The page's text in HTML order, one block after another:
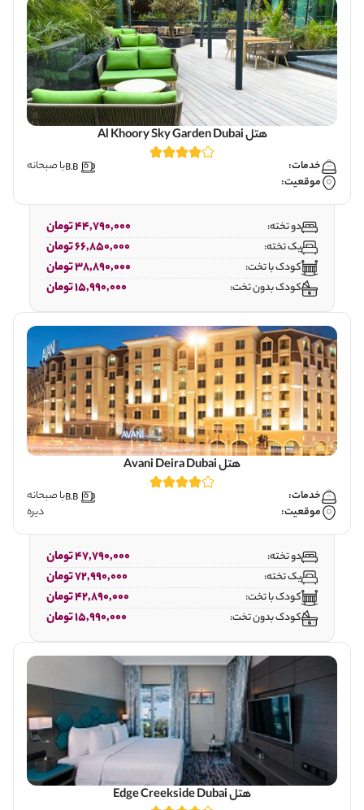
هتل Al Khoory Sky Garden Dubai
خدمات:
با صبحانه
موقعیت:
دو تخته: 44,790,000 تومان
یک تخته: 66,850,000 تومان
کودک با تخت: 38,890,000 تومان
کودک بدون تخت: 15,990,000 تومان
هتل Avani Deira Dubai
خدمات:
با صبحانه
موقعیت:
دیره
دو تخته: 47,790,000 تومان
یک تخته: 72,990,000 تومان
کودک با تخت: 42,890,000 تومان
کودک بدون تخت: 15,990,000 تومان
هتل Edge Creekside Dubai